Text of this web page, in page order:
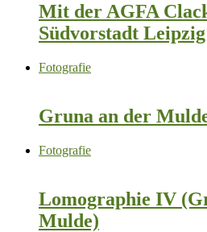
Mit der AGFA
Südvorstadt Leipzig
Fotografie
Gruna an der
Fotografie
Lomographie IV
Mulde)